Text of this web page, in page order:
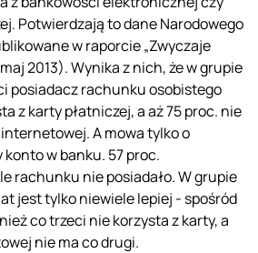
Potwierdzają to dane Narodowego
w raporcie „Zwyczaje
2013). Wynika z nich, że w grupie
posiadacz rachunku osobistego
z karty płatniczej, a aż 75 proc. nie
A mowa tylko o
w banku. 57 proc.
rachunku nie posiadało. W grupie
jest tylko niewiele lepiej - spośród
co trzeci nie korzysta z karty, a
nie ma co drugi.